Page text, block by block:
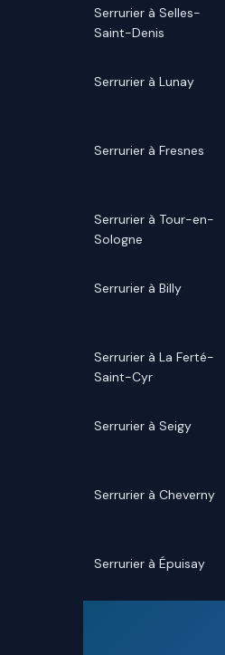
Serrurier à Selles-
Saint-Denis
Serrurier à Lunay
Serrurier à Fresnes
Serrurier à Tour-en-
Sologne
Serrurier à Billy
Serrurier à La Ferté-
Saint-Cyr
Serrurier à Seigy
Serrurier à Cheverny
Serrurier à Épuisay